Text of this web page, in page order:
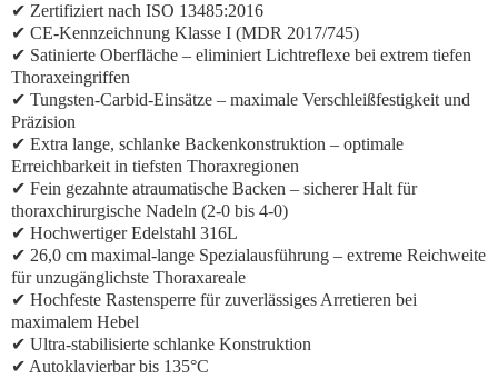
✔ Zertifiziert nach ISO 13485:2016
✔ CE-Kennzeichnung Klasse I (MDR 2017/745)
✔ Satinierte Oberfläche – eliminiert Lichtreflexe bei extrem tiefen
Thoraxeingriffen
✔ Tungsten-Carbid-Einsätze – maximale Verschleißfestigkeit und
Präzision
✔ Extra lange, schlanke Backenkonstruktion – optimale
Erreichbarkeit in tiefsten Thoraxregionen
✔ Fein gezahnte atraumatische Backen – sicherer Halt für
thoraxchirurgische Nadeln (2-0 bis 4-0)
✔ Hochwertiger Edelstahl 316L
✔ 26,0 cm maximal-lange Spezialausführung – extreme Reichweite
für unzugänglichste Thoraxareale
✔ Hochfeste Rastensperre für zuverlässiges Arretieren bei
maximalem Hebel
✔ Ultra-stabilisierte schlanke Konstruktion
✔ Autoklavierbar bis 135°C